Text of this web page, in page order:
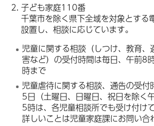
子ども家庭110番
千葉市を除く県下全域を対象とする
設置し、相談に応じています。
児童に関する相談（しつけ、教育、
害など）の受付時間は毎日、午前8
時まで
児童虐待に関する相談、通告の受
5日（土曜日、日曜日、祝日を除く
5時は、各児童相談所でも受け付け
詳しいことは児童家庭課にお問い合